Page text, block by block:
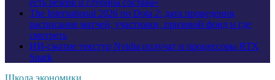
есть резерв и глубина состава»
The International 2026 по Dota 2: дата проведения,
расписание матчей, участники, призовой фонд и где
смотреть
ИИ-сжатие текстур Nvidia получат и процессоры RTX
Spark
Школа экономики